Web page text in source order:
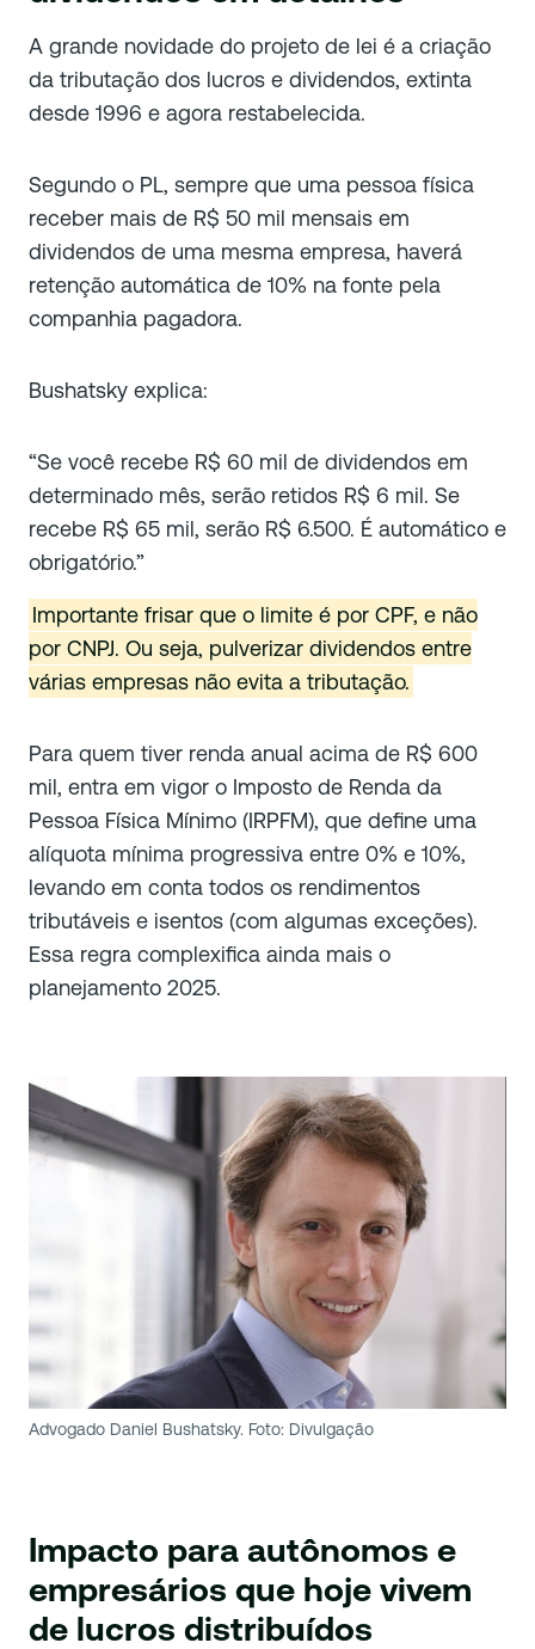
A grande novidade do projeto de lei é a criação
da tributação dos lucros e dividendos, extinta
desde 1996 e agora restabelecida.
Segundo o PL, sempre que uma pessoa física
receber mais de R$ 50 mil mensais em
dividendos de uma mesma empresa, haverá
retenção automática de 10% na fonte pela
companhia pagadora.
Bushatsky explica:
“Se você recebe R$ 60 mil de dividendos em
determinado mês, serão retidos R$ 6 mil. Se
recebe R$ 65 mil, serão R$ 6.500. É automático e
obrigatório.”
Importante frisar que o limite é por CPF, e não
por CNPJ. Ou seja, pulverizar dividendos entre
várias empresas não evita a tributação.
Para quem tiver renda anual acima de R$ 600
mil, entra em vigor o Imposto de Renda da
Pessoa Física Mínimo (IRPFM), que define uma
alíquota mínima progressiva entre 0% e 10%,
levando em conta todos os rendimentos
tributáveis e isentos (com algumas exceções).
Essa regra complexifica ainda mais o
planejamento 2025.
Advogado Daniel Bushatsky. Foto: Divulgação
Impacto para autônomos e
empresários que hoje vivem
de lucros distribuídos